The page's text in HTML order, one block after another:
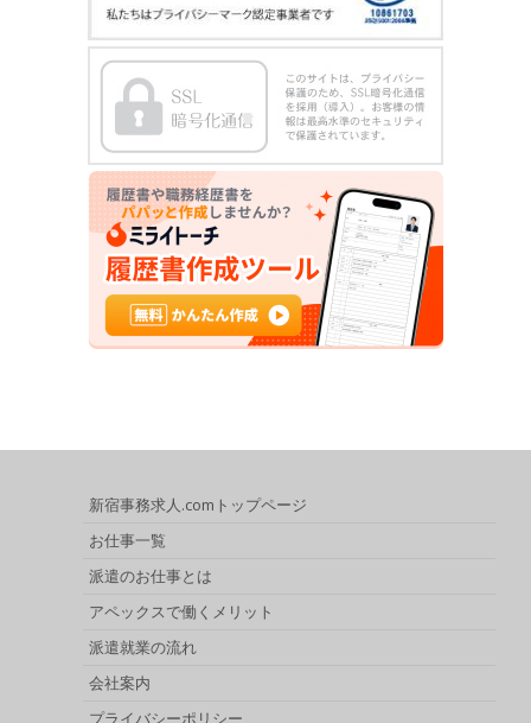
新宿事務求人.comトップページ
お仕事一覧
派遣のお仕事とは
アペックスで働くメリット
派遣就業の流れ
会社案内
プライバシーポリシー